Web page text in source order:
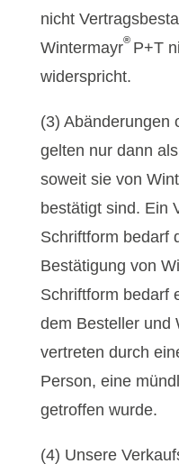
nicht
Wintermayr® P+T
widerspricht.
(3) Abänderungen
gelten nur dann
soweit sie von
bestätigt sind. Ein
Schriftform bedarf
Bestätigung von
Schriftform bedarf
dem Besteller und
vertreten durch
Person, eine
getroffen wurde.
(4) Unsere